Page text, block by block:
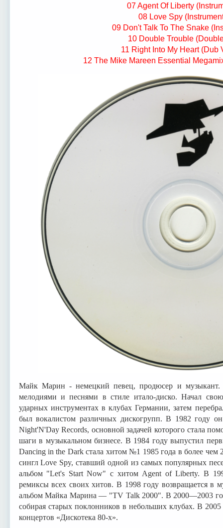
07 Agent Of Liberty
08 Love Spy
09 Don't Talk To The Snake
10 Double Trouble
11 Right Into My Heart (Dub
12 The Mike Mareen Essential
Майк Марин - немецкий певец, продюсер и музыкант.
мелодиями и песнями в стиле итало-диско. Начал
ударных инструментах в клубах Германии, затем
был вокалистом различных дискогрупп. В 1982 году
Night'N'Day Records, основной задачей которого стала
шаги в музыкальном бизнесе. В 1984 году выпустил
Dancing in the Dark стала хитом №1 1985 года в более чем
сингл Love Spy, ставший одной из самых популярных
альбом "Let's Start Now" с хитом Agent of Liberty. В
ремиксы всех своих хитов. В 1998 году возвращается в
альбом Майка Марина — "TV Talk 2000". В 2000—2003
собирая старых поклонников в небольших клубах. В
концертов «Дискотека 80-х».